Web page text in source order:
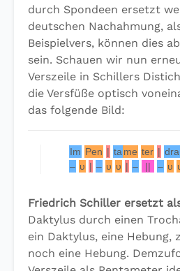
durch Spondeen ersetzt
deutschen Nachahmung,
Beispielvers, können dies
sein. Schauen wir nun
Verszeile in Schillers
die Versfüße optisch
das folgende Bild:
Im Pen | ta me ter |
– υ | – υ υ | – || – υ
Friedrich Schiller ersetzt
Daktylus durch einen
ein Daktylus, eine Hebung,
noch eine Hebung.